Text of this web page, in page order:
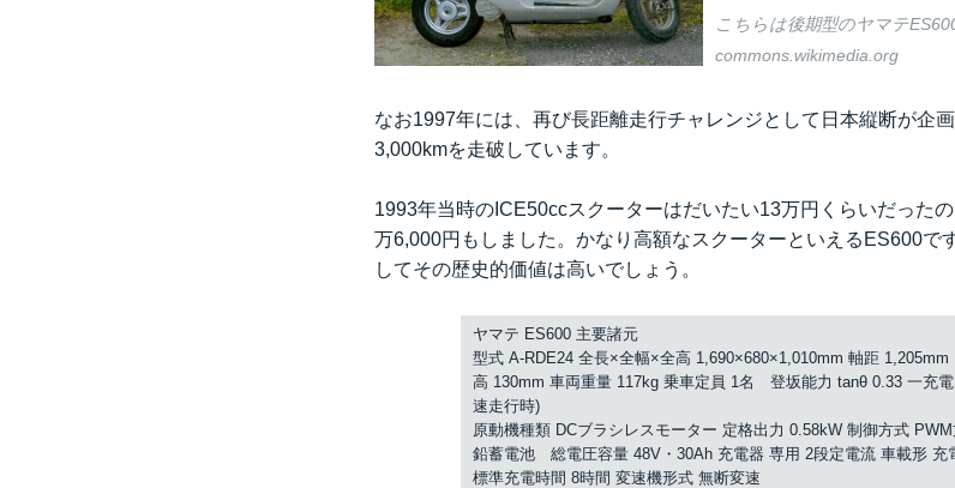
こちらは後期型のヤマテ
commons.wikimedia.org
なお1997年には、再び長距離走行チャレンジとして日本縦断が企
3,000kmを走破しています。
1993年当時のICE50ccスクーターはだいたい13万円くらいだった
万6,000円もしました。かなり高額なスクーターといえるES600で
してその歴史的価値は高いでしょう。
ヤマテ ES600 主要諸元
型式 A-RDE24 全長×全幅×全高 1,690×680×1,010mm 軸距
高 130mm 車両重量 117kg 乗車定員 1名 登坂能力 tanθ 0.33 一充
速走行時)
原動機種類 DCブラシレスモーター 定格出力 0.58kW 制御方式
鉛蓄電池 総電圧容量 48V・30Ah 充電器 専用 2段定電流 車載形 充
標準充電時間 8時間 変速機形式 無断変速